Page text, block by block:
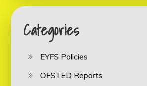
Categories
EYFS Policies
OFSTED Reports